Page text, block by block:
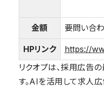
金額 要問い合
HPリンク
https://
リクオプは、採用広告
す。AIを活用して求人